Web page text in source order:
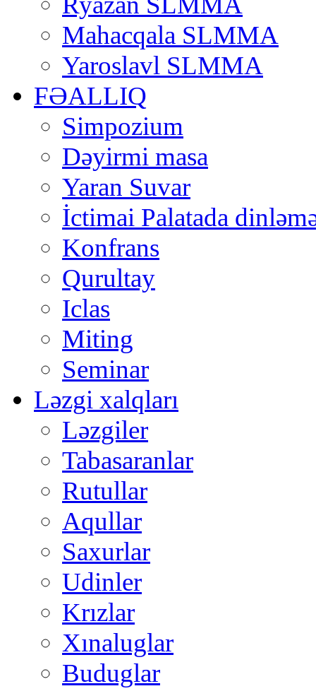
Mahacqala SLMMA
Yaroslavl SLMMA
FƏALLIQ
Simpozium
Dəyirmi masa
Yaran Suvar
İctimai Palatada
Konfrans
Qurultay
Iclas
Miting
Seminar
Ləzgi xalqları
Ləzgiler
Tabasaranlar
Rutullar
Aqullar
Saxurlar
Udinler
Krızlar
Xınaluglar
Buduglar